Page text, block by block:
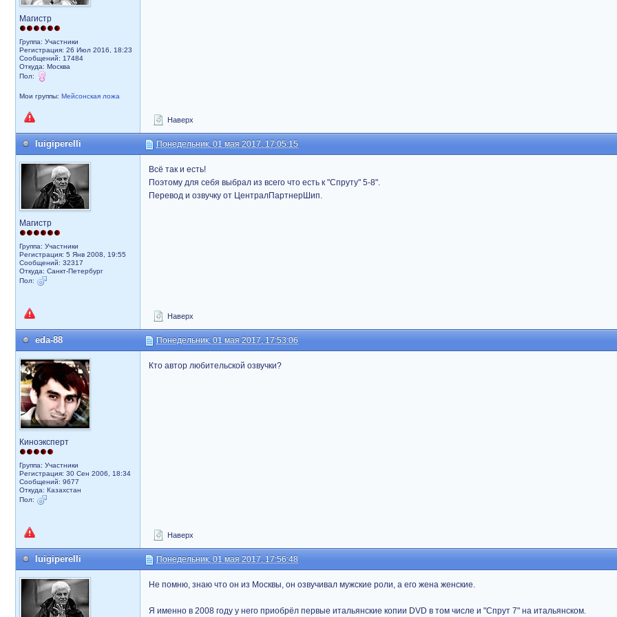
Магистр
Группа: Участники
Регистрация: 26 Июл 2016, 18:23
Сообщений: 17484
Откуда: Москва
Пол:
Мои группы: Мейсонская ложа
Наверх
luigiperelli Понедельник, 01 мая 2017, 17:05:15
Магистр
Группа: Участники
Регистрация: 5 Янв 2008, 19:55
Сообщений: 32317
Откуда: Санкт-Петербург
Пол:
Всё так и есть!
Поэтому для себя выбрал из всего что есть к "Спруту" 5-8".
Перевод и озвучку от ЦентралПартнерШип.
Наверх
eda-88 Понедельник, 01 мая 2017, 17:53:06
Киноэксперт
Группа: Участники
Регистрация: 30 Сен 2006, 18:34
Сообщений: 9677
Откуда: Казахстан
Пол:
Кто автор любительской озвучки?
Наверх
luigiperelli Понедельник, 01 мая 2017, 17:56:48
Не помню, знаю что он из Москвы, он озвучивал мужские роли, а его жена женские.
Я именно в 2008 году у него приобрёл первые итальянские копии DVD в том числе и "Спрут 7" на итальянском.